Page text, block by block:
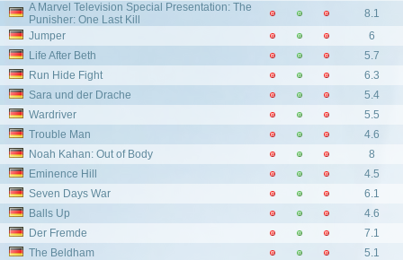
A Marvel Television Special Presentation: The
Punisher: One Last Kill
8.1
Jumper
6
Life After Beth
5.7
Run Hide Fight
6.3
Sara und der Drache
5.4
Wardriver
5.5
Trouble Man
4.6
Noah Kahan: Out of Body
8
Eminence Hill
4.5
Seven Days War
6.1
Balls Up
4.6
Der Fremde
7.1
The Beldham
5.1